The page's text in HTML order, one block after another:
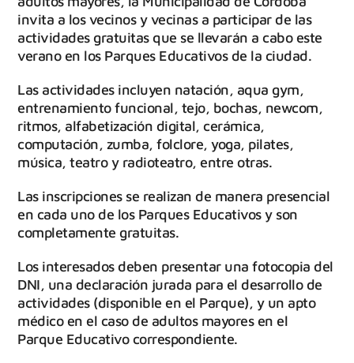
invita a los vecinos y vecinas a participar de las
actividades gratuitas que se llevarán a cabo este
verano en los Parques Educativos de la ciudad.
Las actividades incluyen natación, aqua gym,
entrenamiento funcional, tejo, bochas, newcom,
ritmos, alfabetización digital, cerámica,
computación, zumba, folclore, yoga, pilates,
música, teatro y radioteatro, entre otras.
Las inscripciones se realizan de manera presencial
en cada uno de los Parques Educativos y son
completamente gratuitas.
Los interesados deben presentar una fotocopia del
DNI, una declaración jurada para el desarrollo de
actividades (disponible en el Parque), y un apto
médico en el caso de adultos mayores en el
Parque Educativo correspondiente.